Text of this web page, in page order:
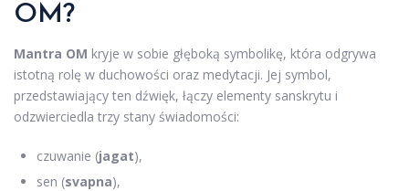
OM?
Mantra OM kryje w sobie głęboką symbolikę, która odgrywa
istotną rolę w duchowości oraz medytacji. Jej symbol,
przedstawiający ten dźwięk, łączy elementy sanskrytu i
odzwierciedla trzy stany świadomości:
czuwanie (jagat),
sen (svapna),